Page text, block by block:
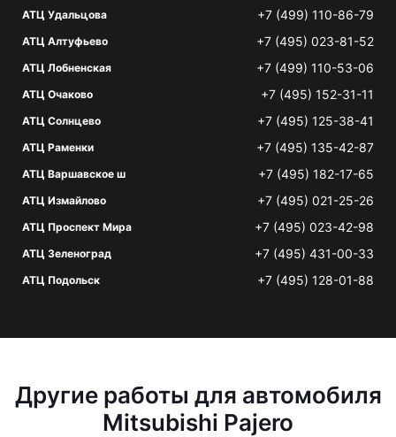
АТЦ Удальцова +7 (499) 110-86-79
АТЦ Алтуфьево +7 (495) 023-81-52
АТЦ Лобненская +7 (499) 110-53-06
АТЦ Очаково +7 (495) 152-31-11
АТЦ Солнцево +7 (495) 125-38-41
АТЦ Раменки +7 (495) 135-42-87
АТЦ Варшавское ш +7 (495) 182-17-65
АТЦ Измайлово +7 (495) 021-25-26
АТЦ Проспект Мира +7 (495) 023-42-98
АТЦ Зеленоград +7 (495) 431-00-33
АТЦ Подольск +7 (495) 128-01-88
Другие работы для автомобиля
Mitsubishi Pajero